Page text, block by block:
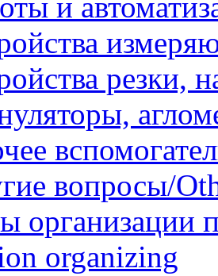
и
резки,
вопросы/
организации
organizing